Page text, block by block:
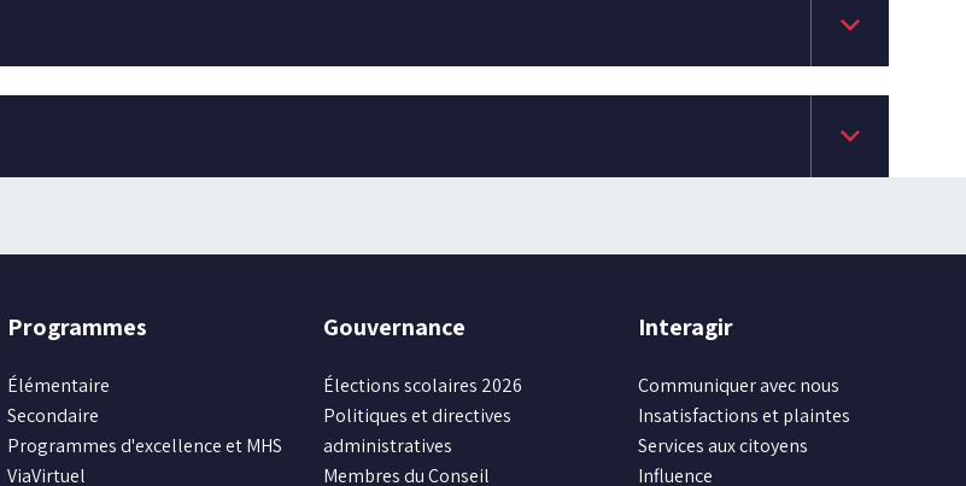
keyboard_arrow_down
keyboard_arrow_down
Programmes
Élémentaire
Secondaire
Programmes d'excellence et MHS
ViaVirtuel
Gouvernance
Élections scolaires 2026
Politiques et directives
administratives
Membres du Conseil
Interagir
Communiquer avec nous
Insatisfactions et plaintes
Services aux citoyens
Influence